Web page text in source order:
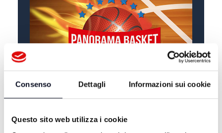
Consenso Dettagli Informazioni sui cookie
Questo sito web utilizza i cookie
ALTRE NOTIZIE